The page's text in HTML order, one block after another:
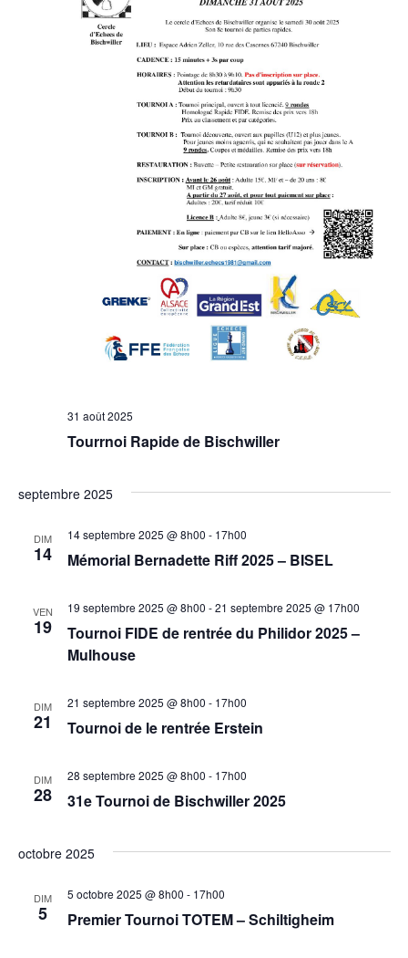
Tourrnoi Rapide de Bischwiller
31 août 2025
septembre 2025
DIM
14 Mémorial Bernadette Riff 2025 – BISEL
14 septembre 2025 @ 8h00 - 17h00
VEN
19
Tournoi FIDE de rentrée du Philidor 2025 –
Mulhouse
19 septembre 2025 @ 8h00 -21 septembre 2025 @ 17h00
DIM
21 Tournoi de le rentrée Erstein
21 septembre 2025 @ 8h00 - 17h00
DIM
28 31e Tournoi de Bischwiller 2025
28 septembre 2025 @ 8h00 - 17h00
octobre 2025
DIM
5 Premier Tournoi TOTEM – Schiltigheim
5 octobre 2025 @ 8h00 - 17h00